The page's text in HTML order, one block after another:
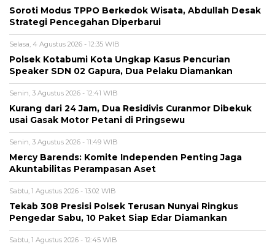
Soroti Modus TPPO Berkedok Wisata, Abdullah Desak
Strategi Pencegahan Diperbarui
Selasa, 4 Agustus 2026 - 12:35 WIB
Polsek Kotabumi Kota Ungkap Kasus Pencurian
Speaker SDN 02 Gapura, Dua Pelaku Diamankan
Senin, 3 Agustus 2026 - 12:41 WIB
Kurang dari 24 Jam, Dua Residivis Curanmor Dibekuk
usai Gasak Motor Petani di Pringsewu
Senin, 3 Agustus 2026 - 11:49 WIB
Mercy Barends: Komite Independen Penting Jaga
Akuntabilitas Perampasan Aset
Sabtu, 1 Agustus 2026 - 13:02 WIB
Tekab 308 Presisi Polsek Terusan Nunyai Ringkus
Pengedar Sabu, 10 Paket Siap Edar Diamankan
Sabtu, 1 Agustus 2026 - 12:45 WIB